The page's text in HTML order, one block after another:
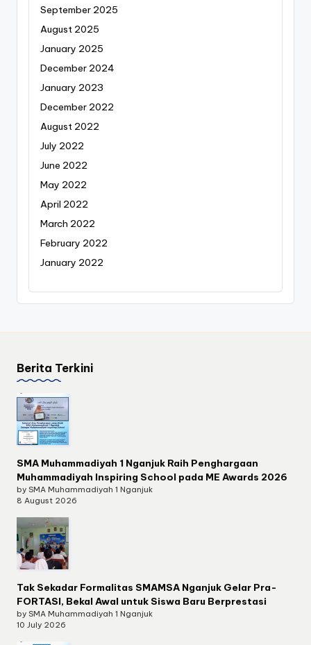
September 2025
August 2025
January 2025
December 2024
January 2023
December 2022
August 2022
July 2022
June 2022
May 2022
April 2022
March 2022
February 2022
January 2022
Berita Terkini
SMA Muhammadiyah 1 Nganjuk Raih Penghargaan
Muhammadiyah Inspiring School pada ME Awards 2026
by SMA Muhammadiyah 1 Nganjuk
8 August 2026
Tak Sekadar Formalitas SMAMSA Nganjuk Gelar Pra-
FORTASI, Bekal Awal untuk Siswa Baru Berprestasi
by SMA Muhammadiyah 1 Nganjuk
10 July 2026